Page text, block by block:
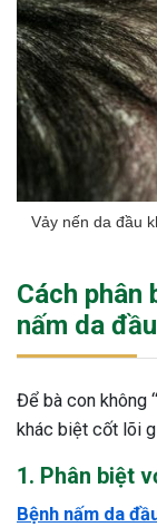
Vảy nến da đầu
Cách phân
nấm da
Để bà con không
khác biệt cốt lõi
1. Phân biệt
Bệnh nấm da